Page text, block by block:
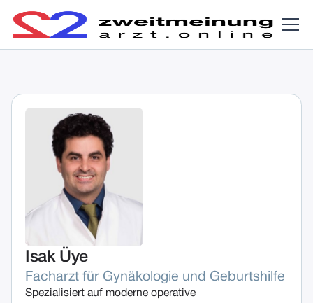
Isak Üye
Facharzt für Gynäkologie und Geburtshilfe
Spezialisiert auf moderne operative